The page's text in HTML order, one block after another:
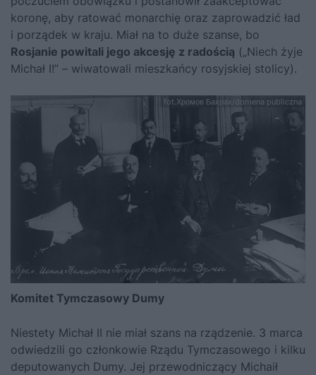
koronę, aby ratować monarchię oraz zaprowadzić ład
i porządek w kraju. Miał na to duże szanse, bo
Rosjanie powitali jego akcesję z radością („Niech żyje
Michał I!” – wiwatowali mieszkańcy rosyjskiej stolicy).
fot.Хромов Бахрах/domena publiczna
Komitet Tymczasowy Dumy
Niestety Michał II nie miał szans na rządzenie. 3 marca
odwiedzili go członkowie Rządu Tymczasowego i kilku
deputowanych Dumy. Jej przewodniczący Michaił